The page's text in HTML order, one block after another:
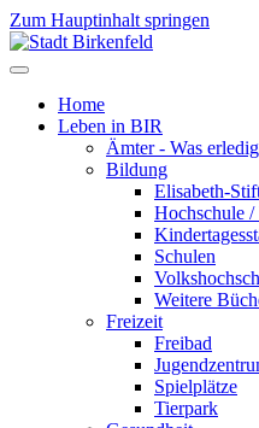
Zum Hauptinhalt springen
Home
Leben in BIR
Ämter - Was
Bildung
Elisabeth-
Hochschule
Schulen
Weitere
Freizeit
Freibad
Spielplätze
Tierpark